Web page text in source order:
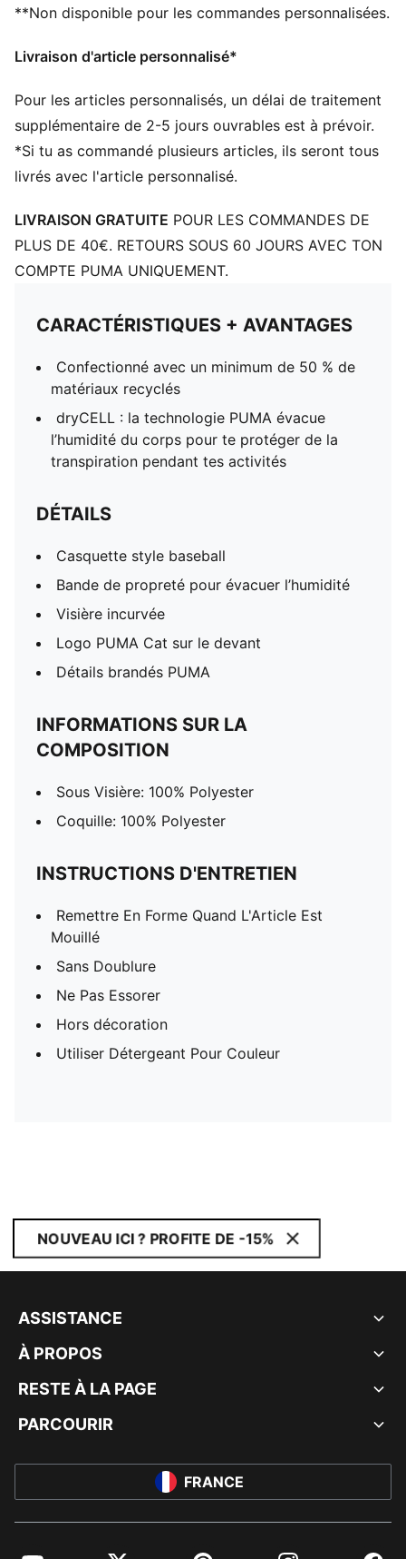
**Non disponible pour les commandes personnalisées.
Livraison d'article personnalisé*
Pour les articles personnalisés, un délai de traitement
supplémentaire de 2-5 jours ouvrables est à prévoir.
*Si tu as commandé plusieurs articles, ils seront tous
livrés avec l'article personnalisé.
LIVRAISON GRATUITE POUR LES COMMANDES DE
PLUS DE 40€. RETOURS SOUS 60 JOURS AVEC TON
COMPTE PUMA UNIQUEMENT.
CARACTÉRISTIQUES + AVANTAGES
Confectionné avec un minimum de 50 % de
matériaux recyclés
dryCELL : la technologie PUMA évacue
l’humidité du corps pour te protéger de la
transpiration pendant tes activités
DÉTAILS
Casquette style baseball
Bande de propreté pour évacuer l’humidité
Visière incurvée
Logo PUMA Cat sur le devant
Détails brandés PUMA
INFORMATIONS SUR LA
COMPOSITION
Sous Visière: 100% Polyester
Coquille: 100% Polyester
INSTRUCTIONS D'ENTRETIEN
Remettre En Forme Quand L'Article Est
Mouillé
Sans Doublure
Ne Pas Essorer
Hors décoration
Utiliser Détergeant Pour Couleur
NOUVEAU ICI ? PROFITE DE -15%
ASSISTANCE
À PROPOS
RESTE À LA PAGE
PARCOURIR
FRANCE